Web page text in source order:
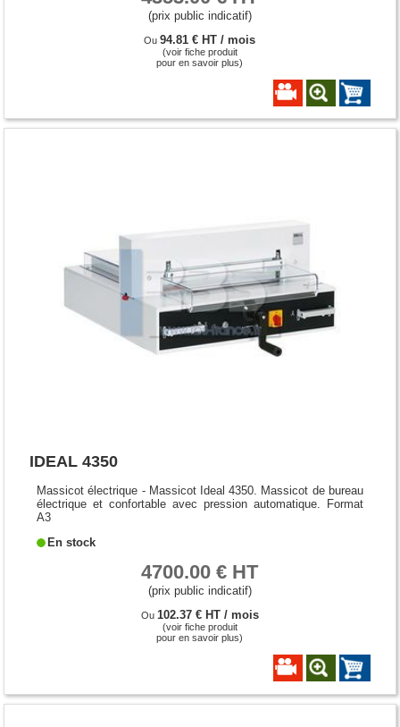
(prix public indicatif)
Ou94.81 € HT / mois
(voir fiche produit
pour en savoir plus)
IDEAL 4350
Massicot électrique - Massicot Ideal 4350. Massicot de bureau
électrique et confortable avec pression automatique. Format
A3
En stock
4700.00 € HT
(prix public indicatif)
Ou 102.37 € HT / mois
(voir fiche produit
pour en savoir plus)